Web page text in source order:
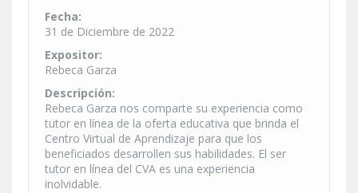
Fecha:
31 de Diciembre de 2022
Expositor:
Rebeca Garza
Descripción:
Rebeca Garza nos comparte su experiencia como
tutor en línea de la oferta educativa que brinda el
Centro Virtual de Aprendizaje para que los
beneficiados desarrollen sus habilidades. El ser
tutor en línea del CVA es una experiencia
inolvidable.